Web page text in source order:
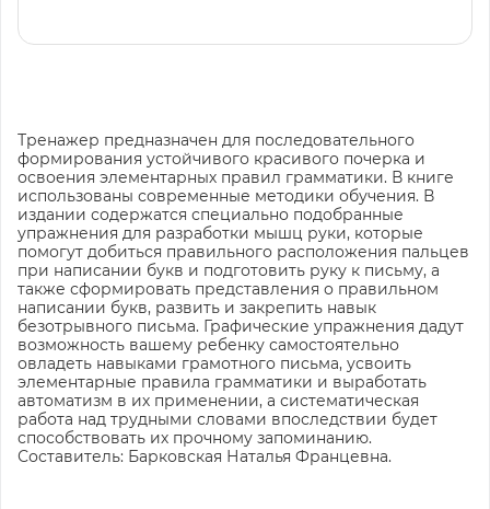
Тренажер предназначен для последовательного
формирования устойчивого красивого почерка и
освоения элементарных правил грамматики. В книге
использованы современные методики обучения. В
издании содержатся специально подобранные
упражнения для разработки мышц руки, которые
помогут добиться правильного расположения пальцев
при написании букв и подготовить руку к письму, а
также сформировать представления о правильном
написании букв, развить и закрепить навык
безотрывного письма. Графические упражнения дадут
возможность вашему ребенку самостоятельно
овладеть навыками грамотного письма, усвоить
элементарные правила грамматики и выработать
автоматизм в их применении, а систематическая
работа над трудными словами впоследствии будет
способствовать их прочному запоминанию.
Составитель: Барковская Наталья Францевна.